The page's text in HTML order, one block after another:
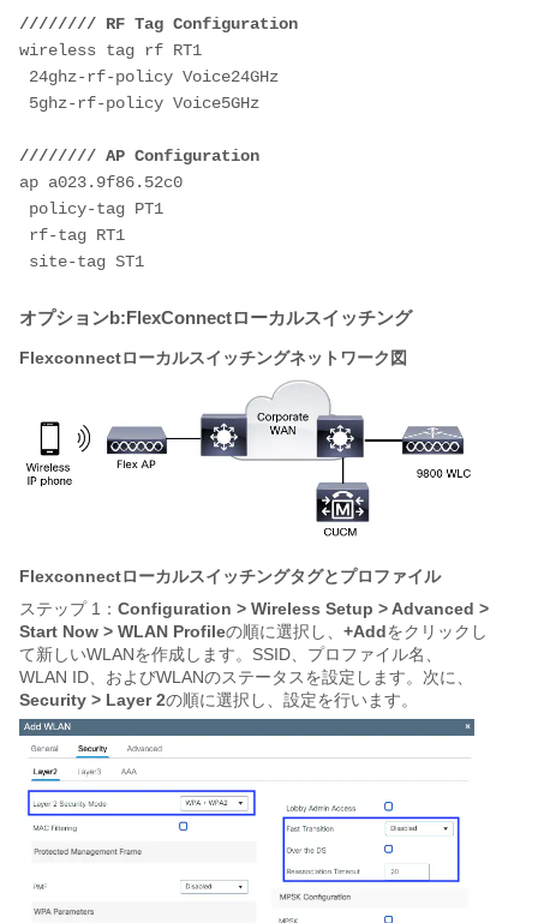
//////// RF Tag Configuration
wireless tag rf RT1
24ghz-rf-policy Voice24GHz
5ghz-rf-policy Voice5GHz
//////// AP Configuration
ap a023.9f86.52c0
policy-tag PT1
rf-tag RT1
site-tag ST1
オプションb:FlexConnectローカルスイッチング
Flexconnectローカルスイッチングネットワーク図
Flexconnectローカルスイッチングタグとプロファイル
ステップ 1： Configuration > Wireless Setup > Advanced >
Start Now > WLAN Profileの順に選択し、 +Addをクリックし
て新しいWLANを作成します。SSID、プロファイル名、
WLAN ID、およびWLANのステータスを設定します。次に、
Security > Layer 2の順に選択し、設定を行います。